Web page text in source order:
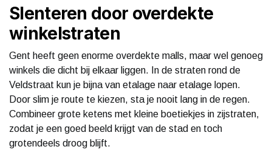
Slenteren door overdekte
winkelstraten
Gent heeft geen enorme overdekte malls, maar wel genoeg
winkels die dicht bij elkaar liggen. In de straten rond de
Veldstraat kun je bijna van etalage naar etalage lopen.
Door slim je route te kiezen, sta je nooit lang in de regen.
Combineer grote ketens met kleine boetiekjes in zijstraten,
zodat je een goed beeld krijgt van de stad en toch
grotendeels droog blijft.